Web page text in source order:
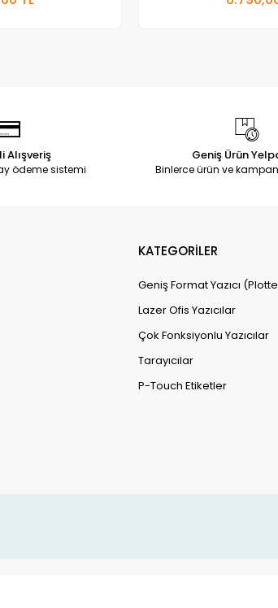
Alışveriş
ödeme sistemi
Geniş Ürün
Binlerce ürün ve
KATEGORİLER
Geniş Format Yazıcı
Lazer Ofis Yazıcılar
Çok Fonksiyonlu Yazıcılar
Tarayıcılar
P-Touch Etiketler